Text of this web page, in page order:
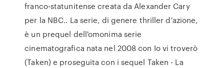
franco-statunitense creata da Alexander Cary
per la NBC.. La serie, di genere thriller d'azione,
è un prequel dell'omonima serie
cinematografica nata nel 2008 con Io vi troverò
(Taken) e proseguita con i sequel Taken - La